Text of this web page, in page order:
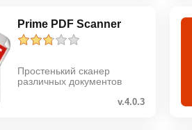
Prime PDF Scanner
Простенький сканер
различных документов
v.4.0.3